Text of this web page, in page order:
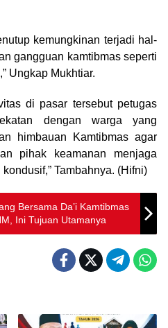
kemungkinan terjadi hal-
gangguan kamtibmas seperti
Ungkap Mukhtiar.
di pasar tersebut petugas
dengan warga yang
himbauan Kamtibmas agar
pihak keamanan menjaga
Tambahnya. (Hifni)
Bersama Da’i Kamtibmas
Ini Tujuan Utamanya